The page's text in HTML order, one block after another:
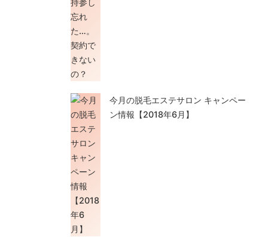
今月の脱毛エステサロン キャンペー
ン情報【2018年6月】